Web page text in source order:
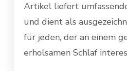
Artikel liefert
und dient als
für jeden, der an einem
erholsamen Schlaf